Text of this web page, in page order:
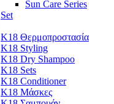
Sun Care Series
Set
K18 Θερμοπροστασία
K18 Styling
K18 Dry Shampoo
K18 Sets
K18 Conditioner
K18 Μάσκες